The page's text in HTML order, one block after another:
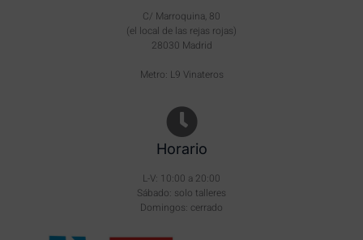
C/ Marroquina, 80
(el local de las rejas rojas)
28030 Madrid
Metro: L9 Vinateros
Horario
L-V: 10:00 a 20:00
Sábado: solo talleres
Domingos: cerrado